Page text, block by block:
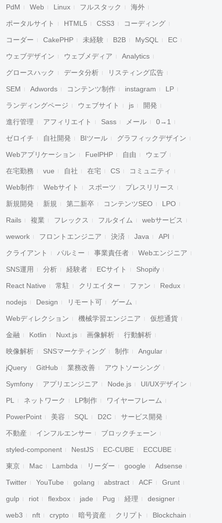
PdM Web Linux フルスタック 海外
ポータルサイト HTML5 CSS3 コーディング
コーダー CakePHP 未経験 B2B MySQL EC
ウェブデザイン ウェブメディア Analytics
グロースハック データ分析 リスティング広告
SEM Adwords コンテンツ制作 instagram LP
ランディングページ ウェブサイト js 開発
進行管理 アフィリエイト Sass メール 0→1
ゼロイチ 自社開発 BIツール グラフィックデザイン
Webアプリケーション FuelPHP 自由 ウェブ
在宅勤務 vue 自社 在宅 CS コミュニティ
Web制作 Webサイト スポーツ プレスリリース
新規開発 新規 第二新卒 コンテンツSEO LPO
Rails 複業 フレックス フルタイム webサービス
wework フロントエンジニア 決済 Java API
クライアント パルミー 事業責任者 Webエンジニア
SNS運用 分析 経験者 ECサイト Shopify
React Native 常駐 クリエイター ファン Redux
nodejs Design リモート可 ゲーム
Webディレクション 機械学習エンジニア 仮想通貨
金融 Kotlin Nuxt.js 画像解析 行動解析
映像解析 SNSマーケティング 制作 Angular
jQuery GitHub 業務改善 アウトソーシング
Symfony アプリエンジニア Node.js UI/UXデザイン
PL ネットワーク LP制作 ワイヤーフレーム
PowerPoint 美容 SQL D2C サービス開発
不動産 インフルエンサー ブロックチェーン
styled-component NestJS EC-CUBE ECCUBE
東京 Mac Lambda リーダー google Adsense
Twitter YouTube golang abstract ACF Grunt
gulp riot flexbox jade Pug 経理 designer
web3 nft crypto 暗号資産 クリプト Blockchain